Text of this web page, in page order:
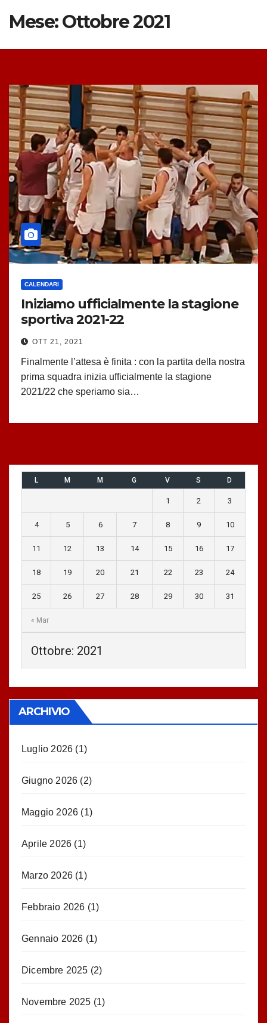
Mese:Ottobre 2021
CALENDARI
Iniziamo ufficialmente la stagione
sportiva 2021-22
OTT 21, 2021
Finalmente l’attesa è finita : con la partita della nostra
prima squadra inizia ufficialmente la stagione
2021/22 che speriamo sia…
Ottobre: 2021
L M M G V S D
« Mar
1 2 3
4 5 6 7 8 9 10
11 12 13 14 15 16 17
18 19 20 21 22 23 24
25 26 27 28 29 30 31
ARCHIVIO
Luglio 2026 (1)
Giugno 2026 (2)
Maggio 2026 (1)
Aprile 2026 (1)
Marzo 2026 (1)
Febbraio 2026 (1)
Gennaio 2026 (1)
Dicembre 2025 (2)
Novembre 2025 (1)